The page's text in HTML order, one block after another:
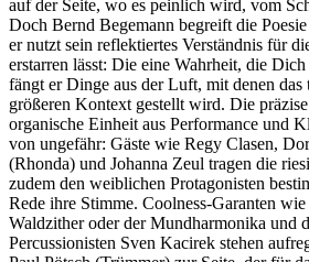
auf der Seite, wo es peinlich wird, vom
Doch Bernd Begemann begreift die Poesie
er nutzt sein reflektiertes Verständnis für
erstarren lässt: Die eine Wahrheit, die
fängt er Dinge aus der Luft, mit denen das
größeren Kontext gestellt wird. Die
organische Einheit aus Performance und
von ungefähr: Gäste wie Regy Clasen,
(Rhonda) und Johanna Zeul tragen die
zudem den weiblichen Protagonisten
Rede ihre Stimme. Coolness-Garanten
Waldzither oder der Mundharmonika und
Percussionisten Sven Kacirek stehen